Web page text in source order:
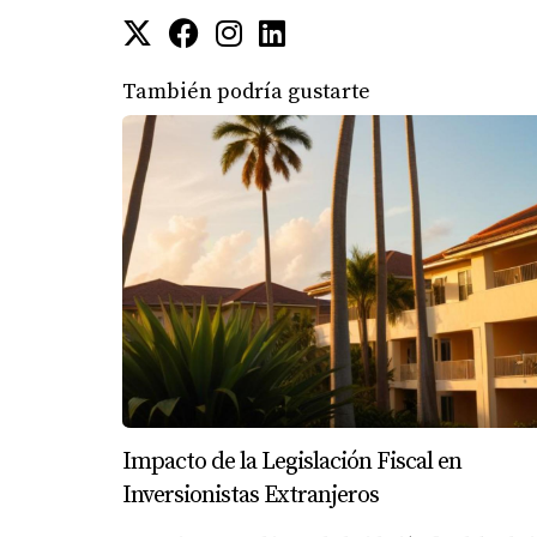
Florida, decidió adquirir varias unidades en
al beneficiarse del crecimiento continuo del
CONCLUSIÓN
Invertir en propiedades en Florida es más
del estilo de vida que este hermoso estado
estable, no es sorprendente que tantos
dar este emocionante paso hacia la
tu viaje hacia el éxito financiero.
PREGUNTAS
¿Cuál es el mejor momento para
El mejor momento suele ser durante la
También podría gustarte
Impacto de la Legislación Fiscal en
Inversionistas Extranjeros